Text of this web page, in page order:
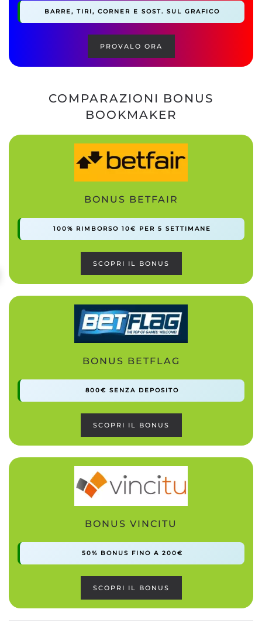
BARRE, TIRI, CORNER E SOST. SUL GRAFICO
PROVALO ORA
COMPARAZIONI BONUS
BOOKMAKER
BONUS BETFAIR
100% RIMBORSO 10€ PER 5 SETTIMANE
SCOPRI IL BONUS
BONUS BETFLAG
800€ SENZA DEPOSITO
SCOPRI IL BONUS
BONUS VINCITU
50% BONUS FINO A 200€
SCOPRI IL BONUS